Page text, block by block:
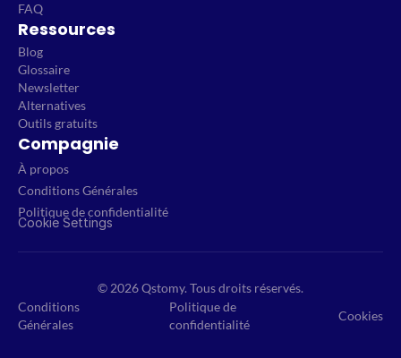
FAQ
Ressources
Blog
Glossaire
Newsletter
Alternatives
Outils gratuits
Compagnie
À propos
Conditions Générales
Politique de confidentialité
Cookie Settings
© 2026 Qstomy. Tous droits réservés.
Conditions
Générales
Politique de
confidentialité
Cookies